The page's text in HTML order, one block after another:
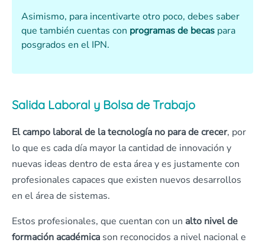
Asimismo, para incentivarte otro poco, debes saber
que también cuentas con programas de becas para
posgrados en el IPN.
Salida Laboral y Bolsa de Trabajo
El campo laboral de la tecnología no para de crecer, por
lo que es cada día mayor la cantidad de innovación y
nuevas ideas dentro de esta área y es justamente con
profesionales capaces que existen nuevos desarrollos
en el área de sistemas.
Estos profesionales, que cuentan con un alto nivel de
formación académica son reconocidos a nivel nacional e